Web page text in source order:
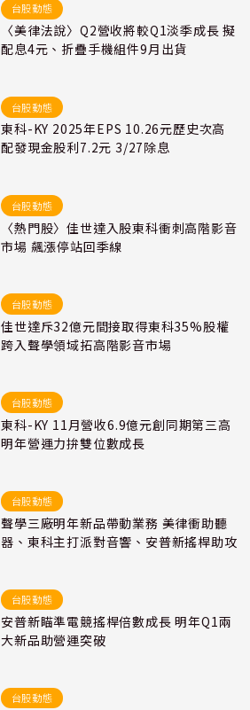
台股動態
〈美律法說〉Q2營收將較Q1淡季成長 擬
配息4元、折疊手機組件9月出貨
台股動態
東科-KY 2025年EPS 10.26元歷史次高
配發現金股利7.2元 3/27除息
台股動態
〈熱門股〉佳世達入股東科衝刺高階影音
市場 飆漲停站回季線
台股動態
佳世達斥32億元間接取得東科35%股權
跨入聲學領域拓高階影音市場
台股動態
東科-KY 11月營收6.9億元創同期第三高
明年營運力拚雙位數成長
台股動態
聲學三廠明年新品帶動業務 美律衝助聽
器、東科主打派對音響、安普新搖桿助攻
台股動態
安普新瞄準電競搖桿倍數成長 明年Q1兩
大新品助營運突破
台股動態